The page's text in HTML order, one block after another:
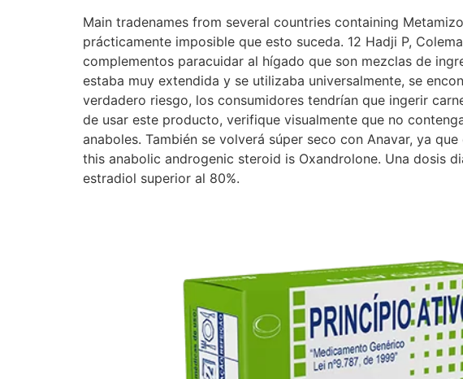
Main tradenames from several countries containing
prácticamente imposible que esto suceda. 12 Hadji P,
complementos paracuidar al hígado que son mezclas de
estaba muy extendida y se utilizaba universalmente, se
verdadero riesgo, los consumidores tendrían que ingerir
de usar este producto, verifique visualmente que no
anaboles. También se volverá súper seco con Anavar, ya
this anabolic androgenic steroid is Oxandrolone. Una dosis
estradiol superior al 80%.